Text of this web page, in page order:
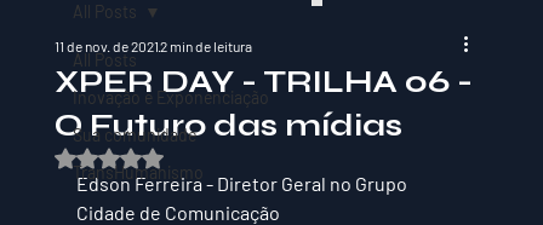
All Posts
Inovação e Exponenciação
Sua comunidade
TransHumanismo
All Posts
XPER DAY - TRILHA 06 -
O Futuro das mídias
11 de nov. de 20212 min de leitura
Avaliado com NaN de 5 estrelas.
Edson Ferreira - Diretor Geral no Grupo
Cidade de Comunicação